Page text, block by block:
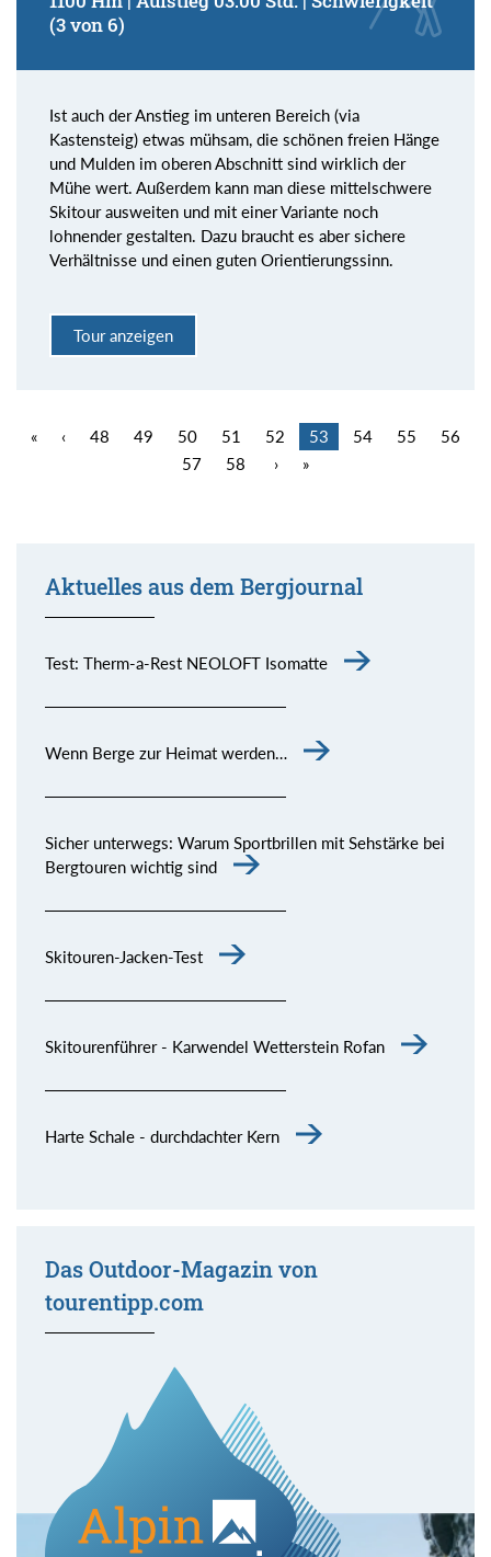
(3 von 6)
Ist auch der Anstieg im unteren Bereich (via
Kastensteig) etwas mühsam, die schönen freien Hänge
und Mulden im oberen Abschnitt sind wirklich der
Mühe wert. Außerdem kann man diese mittelschwere
Skitour ausweiten und mit einer Variante noch
lohnender gestalten. Dazu braucht es aber sichere
Verhältnisse und einen guten Orientierungssinn.
Tour anzeigen
« ‹ 48 49 50 51 52 53 54 55
56
57
58 › »
Aktuelles aus dem Bergjournal
Test: Therm-a-Rest NEOLOFT Isomatte
Wenn Berge zur Heimat werden…
Sicher unterwegs: Warum Sportbrillen mit Sehstärke bei
Bergtouren wichtig sind
Skitouren-Jacken-Test
Skitourenführer - Karwendel Wetterstein Rofan
Harte Schale - durchdachter Kern
Das Outdoor-Magazin von
tourentipp.com